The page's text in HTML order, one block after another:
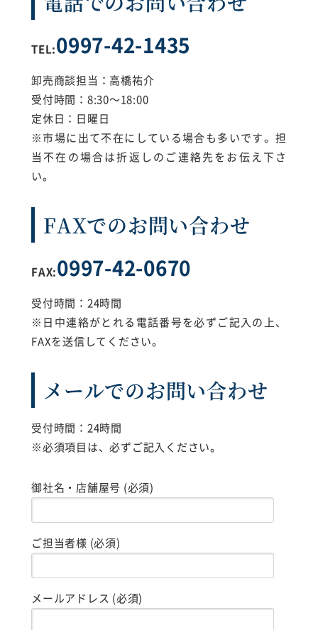
TEL:0997-42-1435
卸売商談担当：高橋祐介
受付時間：8:30～18:00
定休日：日曜日
※市場に出て不在にしている場合も多いです。担
当不在の場合は折返しのご連絡先をお伝え下さ
い。
FAXでのお問い合わせ
FAX:0997-42-0670
受付時間：24時間
※日中連絡がとれる電話番号を必ずご記入の上、
FAXを送信してください。
メールでのお問い合わせ
受付時間：24時間
※必須項目は、必ずご記入ください。
御社名・店舗屋号 (必須)
ご担当者様 (必須)
メールアドレス (必須)